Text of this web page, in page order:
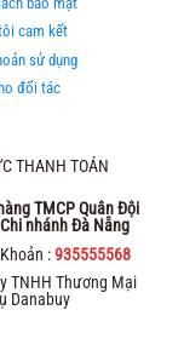
cam kết
sử dụng
đối tác
THANH TOÁN
TMCP Quân Đội
nhánh Đà Nẵng
:935555568
TNHH Thương Mại
Danabuy